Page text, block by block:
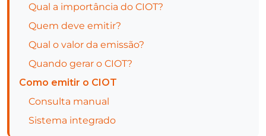
Qual a importância do CIOT?
Quem deve emitir?
Qual o valor da emissão?
Quando gerar o CIOT?
Como emitir o CIOT
Consulta manual
Sistema integrado